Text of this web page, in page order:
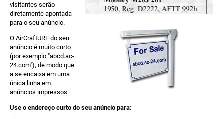
visitantes serão
diretamente apontada
para o seu anúncio.
O AirCraftURL do seu
anúncio é muito curto
(por exemplo "abcd.ac-
24.com"), de modo que
a se encaixa em uma
única linha em
anúncios impressos.
Use o endereço curto do seu anúncio para: